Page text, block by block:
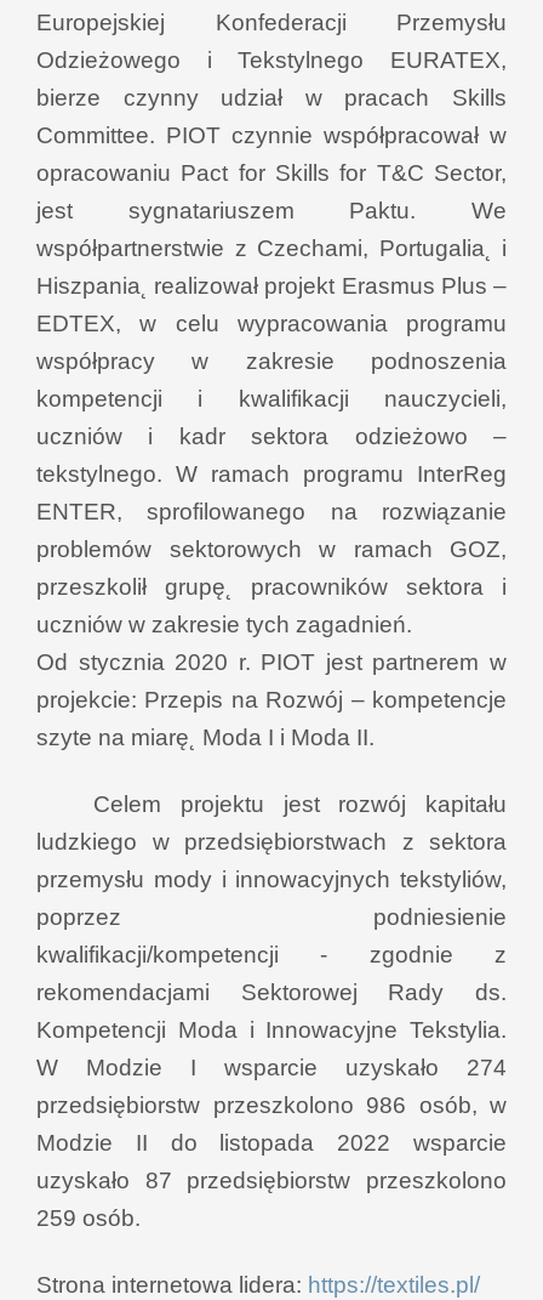
Europejskiej Konfederacji Przemysłu
Odzieżowego i Tekstylnego EURATEX,
bierze czynny udział w pracach Skills
Committee. PIOT czynnie współpracował w
opracowaniu Pact for Skills for T&C Sector,
jest sygnatariuszem Paktu. We
współpartnerstwie z Czechami, Portugalia˛ i
Hiszpania˛ realizował projekt Erasmus Plus –
EDTEX, w celu wypracowania programu
współpracyw zakresie podnoszenia
kompetencji i kwalifikacji nauczycieli,
uczniów i kadr sektora odzieżowo –
tekstylnego. W ramach programu InterReg
ENTER, sprofilowanego na rozwiązanie
problemów sektorowych w ramach GOZ,
przeszkolił grupę˛ pracowników sektora i
uczniów w zakresie tych zagadnień.
Od stycznia 2020 r. PIOT jest partnerem w
projekcie: Przepis na Rozwój – kompetencje
szyte na miarę˛ Moda I i Moda II.
Celem projektu jest rozwój kapitału
ludzkiego w przedsiębiorstwach z sektora
przemysłu mody i innowacyjnych tekstyliów,
poprzez podniesienie
kwalifikacji/kompetencji - zgodnie z
rekomendacjami Sektorowej Rady ds.
Kompetencji Moda i Innowacyjne Tekstylia.
W Modzie I wsparcie uzyskało 274
przedsiębiorstw przeszkolono 986 osób, w
Modzie II do listopada 2022 wsparcie
uzyskało 87 przedsiębiorstw przeszkolono
259 osób.
Strona internetowa lidera: https://textiles.pl/